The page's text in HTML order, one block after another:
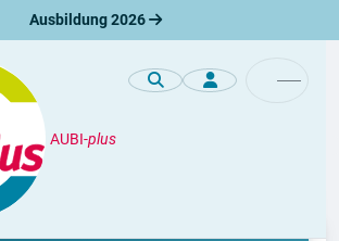
Ausbildung 2026
AUBI-plus
duale Studienplätze in